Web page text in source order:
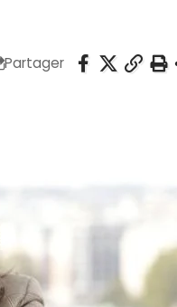
Partager